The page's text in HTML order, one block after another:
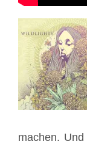
machen.